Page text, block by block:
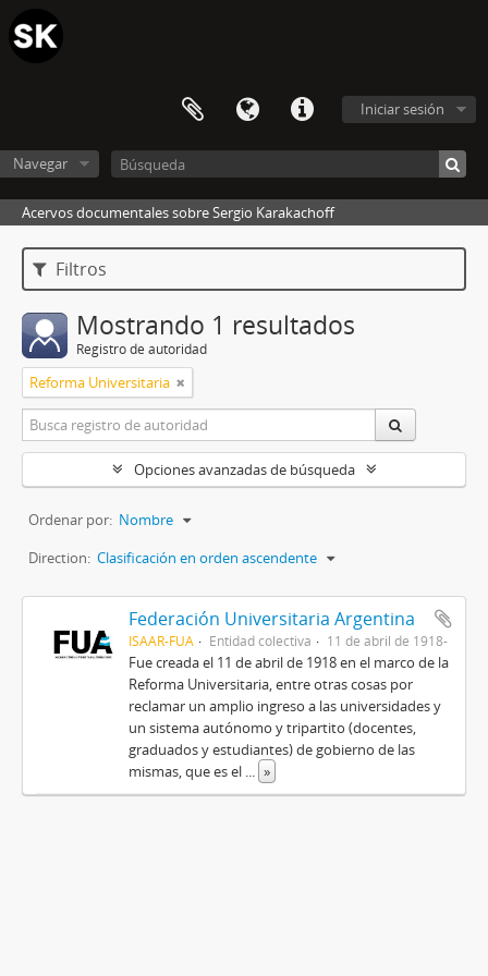
Iniciar sesión
Navegar
Acervos documentales sobre Sergio Karakachoff
Filtros
Mostrando 1 resultados
Registro de autoridad
Reforma Universitaria
Opciones avanzadas de búsqueda
Ordenar por: Nombre
Direction: Clasificación en orden ascendente
Federación Universitaria Argentina
ISAAR-FUA Entidad colectiva 11 de abril de 1918-
Fue creada el 11 de abril de 1918​ en el marco de la
Reforma Universitaria, entre otras cosas por
reclamar un amplio ingreso a las universidades y
un sistema autónomo y tripartito (docentes,
graduados y estudiantes) de gobierno de las
mismas, que es el ... »